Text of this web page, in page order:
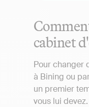
cabinet
Pour changer
à Bining ou
un premier
vous lui